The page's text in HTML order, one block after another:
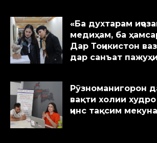
«Ба духтарам
медиҳам, ба
Дар Тоҷикистон
дар санъат
Рӯзноманигорон
вақти холии
ҷинс тақсим